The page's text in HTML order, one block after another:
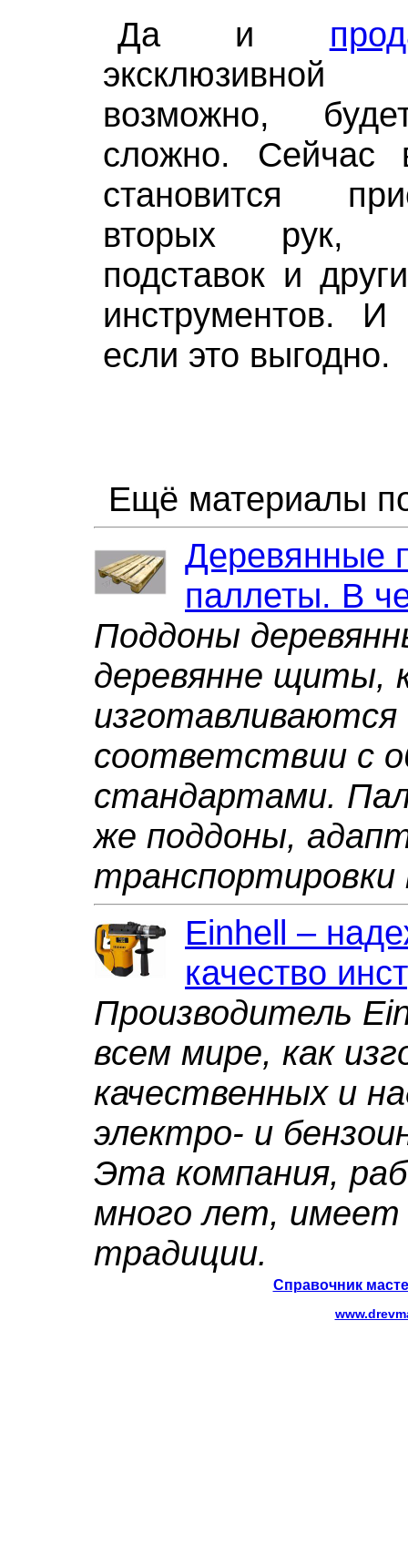
Да и
эксклюзивной
возможно,
сложно. Сейчас
становится
вторых рук,
подставок и
инструментов. И
если это выгодно.
Ещё материалы
Деревянные
паллеты. В
Поддоны
деревянне щиты,
изготавливаются
соответствии с
стандартами.
же поддоны,
транспортировки
Einhell –
качество
Производитель
всем мире, как
качественных и
электро- и
Эта компания,
много лет, имеет
традиции.
Справочник